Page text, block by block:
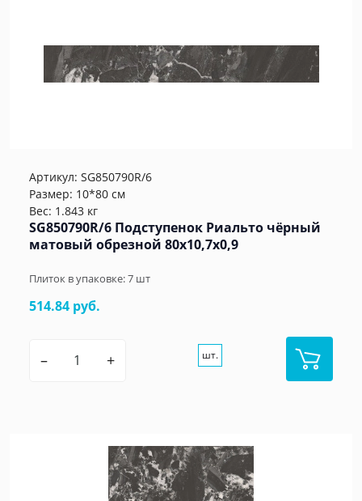
Артикул: SG850790R/6
Размер: 10*80 см
Вес: 1.843 кг
SG850790R/6 Подступенок Риальто чёрный
матовый обрезной 80x10,7x0,9
Плиток в упаковке:7 шт
514.84 руб.
– + шт.